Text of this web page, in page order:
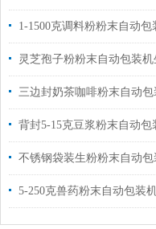
1-1500克调料粉粉末自动包
灵芝孢子粉粉末自动包装
三边封奶茶咖啡粉末自动包
背封5-15克豆浆粉末自动包
5-250克兽药粉末自动包装